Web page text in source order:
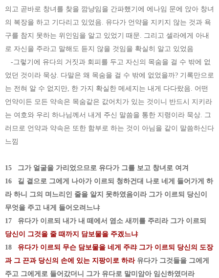
의고 곧바로 창녀를 찾을 깜냥임을 간파했기에 에나임 문에 앉아 창녀
의 복장을 하고 기다리고 있었음. 유다가 언약을 지키지 않는 것과 욕
구를 참지 못하는 위인임을 알고 있었기 때문. 그리고 셀라에게 아내
로 자신을 주라고 말해도 듣지 않을 것임을 확실히 알고 있었음
-그렇기에 유다의 거짓과 회피를 두고 자신의 목숨을 걸 수 밖에 없
었던 것이라 묵상. 다말은 왜 목숨을 걸 수 밖에 없었을까? 기록만으로
는 전혀 알 수 없지만, 한 가지 확실한 메세지는 내게 다다랐음. 어떤
언약이든 모든 약속은 목숨같은 값어치가 있는 것이니 반드시 지키라
는 여호와 우리 하나님께서 내게 주신 말씀을 통한 지령이라 묵상. 그
러므로 언약과 약속은 또한 함부로 하는 것이 아님을 같이 말씀하신다
느낌
15 그가 얼굴을 가리었으므로 유다가 그를 보고 창녀로 여겨
16 길 곁으로 그에게 나아가 이르되 청하건대 나로 네게 들어가게 하
라 하니 그의 며느리인 줄을 알지 못하였음이라 그가 이르되 당신이
무엇을 주고 내게 들어오려느냐
17 유다가 이르되 내가 내 떼에서 염소 새끼를 주리라 그가 이르되
당신이 그것을 줄 때까지 담보물을 주겠느냐
18 유다가 이르되 무슨 담보물을 네게 주랴 그가 이르되 당신의 도장
과 그 끈과 당신의 손에 있는 지팡이로 하라유다가 그것들을 그에게
주고 그에게로 들어갔더니 그가 유다로 말미암아 임신하였더라